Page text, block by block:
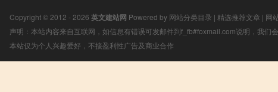
Copyright © 2012 - 2026 英文建站网 Powered by 网站分类目录 | 精选推荐文章 | 网
声明：本站内容来自互联网，如信息有错误可发邮件到f_fb#foxmail.com说明，我们
本站仅为个人兴趣爱好，不接盈利性广告及商业合作